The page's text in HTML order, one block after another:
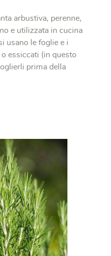
arbustiva, perenne,
e utilizzata in cucina
usano le foglie e i
essiccati (in questo
prima della